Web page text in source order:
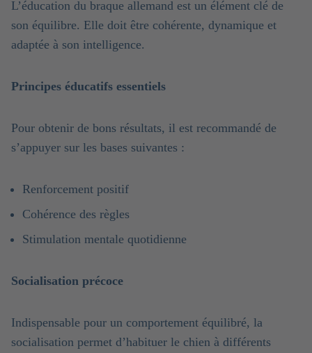
L’éducation du braque allemand est un élément clé de
son équilibre. Elle doit être cohérente, dynamique et
adaptée à son intelligence.
Principes éducatifs essentiels
Pour obtenir de bons résultats, il est recommandé de
s’appuyer sur les bases suivantes :
Renforcement positif
Cohérence des règles
Stimulation mentale quotidienne
Socialisation précoce
Indispensable pour un comportement équilibré, la
socialisation permet d’habituer le chien à différents